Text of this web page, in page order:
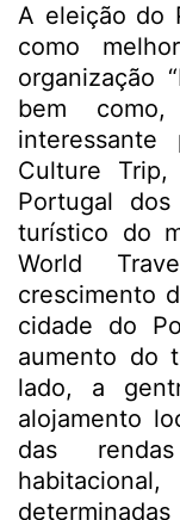
A eleição do
como
organização
bem
Culture
Portugal
turístico do
World
crescimento
cidade do
aumento do
lado, a
alojamento
das